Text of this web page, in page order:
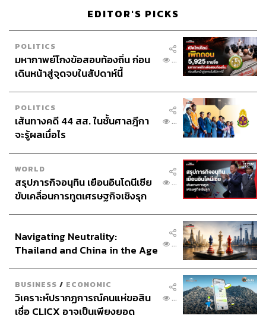
EDITOR'S PICKS
POLITICS
มหากาพย์โกงข้อสอบท้องถิ่น ก่อน
เดินหน้าสู่จุดจบในสัปดาห์นี้
...
POLITICS
เส้นทางคดี 44 สส. ในชั้นศาลฎีกา
จะรู้ผลเมื่อไร
...
WORLD
สรุปภารกิจอนุทิน เยือนอินโดนีเซีย
ขับเคลื่อนการทูตเศรษฐกิจเชิงรุก
...
Navigating Neutrality:
Thailand and China in the Age
...
BUSINESS / ECONOMIC
วิเคราะห์ปรากฏการณ์คนแห่ขอสิน
เชื่อ CLICX อาจเป็นเพียงยอด
...